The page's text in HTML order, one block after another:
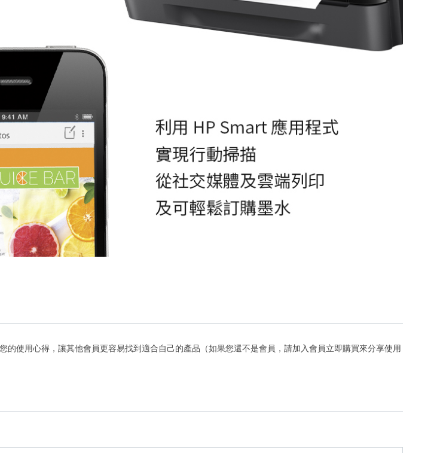
的使用心得，讓其他會員更容易找到適合自己的產品（如果您還不是會員，請加入會員立即購買來分享使用